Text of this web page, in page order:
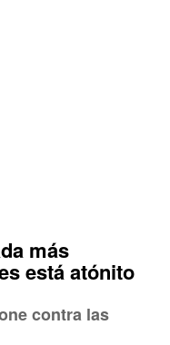
más
está atónito
contra las